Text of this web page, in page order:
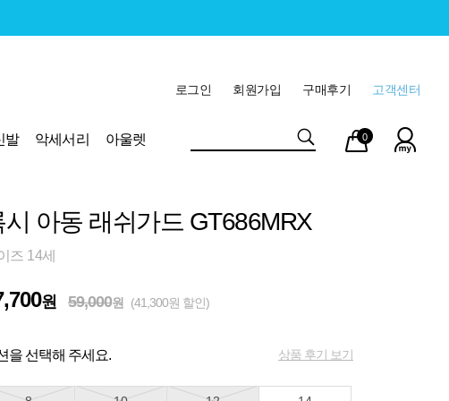
고객센터
구매후기
회원가입
로그인
발 악세서리
아울렛
마이
페이
장바
구니
0
시 아동 래쉬가드 GT686MRX
즈 14세
원 59,000원 (41,300원 할인)
을 선택해 주세요. 상품 후기 보기